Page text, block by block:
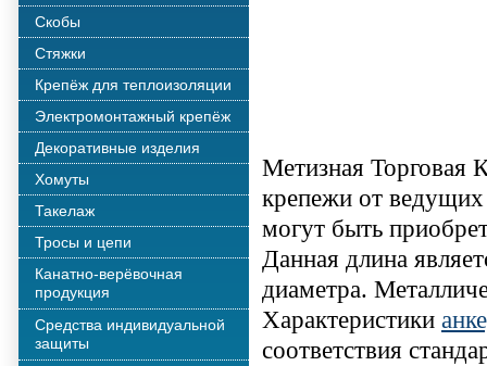
Скобы
Стяжки
Крепёж для теплоизоляции
Электромонтажный крепёж
Декоративные изделия
Хомуты
Такелаж
Тросы и цепи
Канатно-верёвочная
продукция
Средства индивидуальной
защиты
Метизная Торговая
крепежи от ведущих
могут быть
Данная длина
диаметра.
Характеристики
соответствия